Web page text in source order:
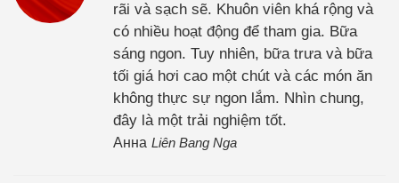
rãi và sạch sẽ. Khuôn viên khá rộng và
có nhiều hoạt động để tham gia. Bữa
sáng ngon. Tuy nhiên, bữa trưa và bữa
tối giá hơi cao một chút và các món ăn
không thực sự ngon lắm. Nhìn chung,
đây là một trải nghiệm tốt.
Анна Liên Bang Nga